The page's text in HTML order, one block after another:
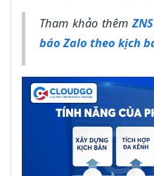
Tham khảo thêm
báo Zalo theo kịch